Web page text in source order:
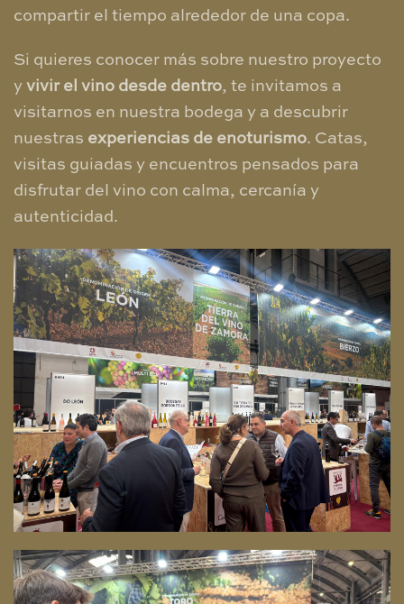
compartir el tiempo alrededor de una copa.
Si quieres conocer más sobre nuestro proyecto
y vivir el vino desde dentro, te invitamos a
visitarnos en nuestra bodega y a descubrir
nuestras experiencias de enoturismo. Catas,
visitas guiadas y encuentros pensados para
disfrutar del vino con calma, cercanía y
autenticidad.